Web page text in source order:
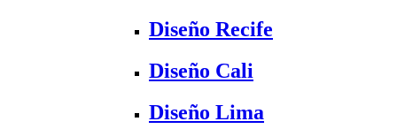
Diseño Recife
Diseño Cali
Diseño Lima